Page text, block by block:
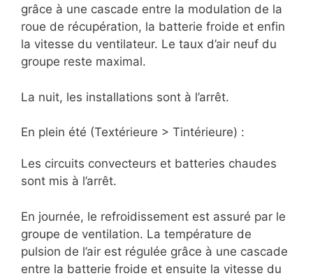
grâce à une cascade entre la modulation de la
roue de récupération, la batterie froide et enfin
la vitesse du ventilateur. Le taux d’air neuf du
groupe reste maximal.
La nuit, les installations sont à l’arrêt.
En plein été (Textérieure > Tintérieure) :
Les circuits convecteurs et batteries chaudes
sont mis à l’arrêt.
En journée, le refroidissement est assuré par le
groupe de ventilation. La température de
pulsion de l’air est régulée grâce à une cascade
entre la batterie froide et ensuite la vitesse du